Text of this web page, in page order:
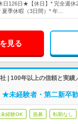
126日★【休日】* 完全週休2
夏季休暇（3日間）* 年…
見る
| 100年以上の信頼と実績
★未経験者・第二新卒
経験OK 急募 転勤なし